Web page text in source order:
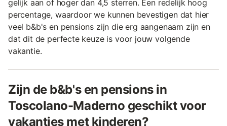
gelijk aan of hoger dan 4,5 sterren. Een redelijk hoog
percentage, waardoor we kunnen bevestigen dat hier
veel b&b's en pensions zijn die erg aangenaam zijn en
dat dit de perfecte keuze is voor jouw volgende
vakantie.
Zijn de b&b's en pensions in
Toscolano-Maderno geschikt voor
vakanties met kinderen?